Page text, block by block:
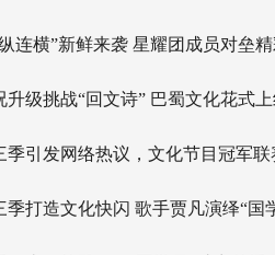
连横”新鲜来袭 星耀团成员对垒
升级挑战“回文诗” 巴蜀文化花式
季引发网络热议，文化节目冠军
季打造文化快闪 歌手贾凡演绎“国